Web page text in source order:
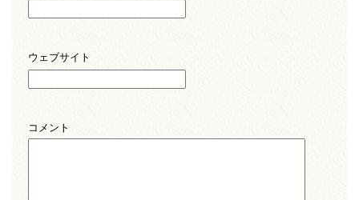
ウェブサイト
コメント